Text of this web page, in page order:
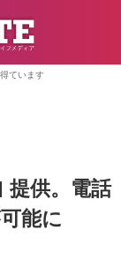
ています
提供。電話
能に